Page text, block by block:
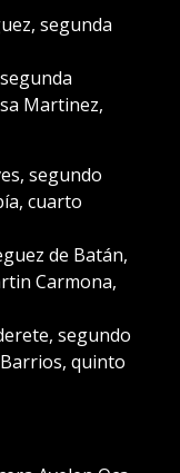
segunda
Martinez,
segundo
cuarto
de Batán,
Carmona,
segundo
quinto